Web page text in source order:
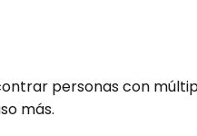
personas con
más.